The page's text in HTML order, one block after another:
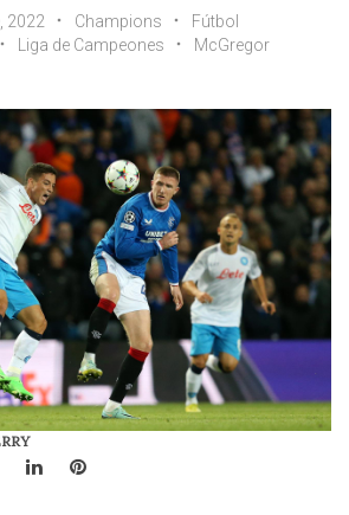
2022 Champions
Fútbol
Liga de Campeones
McGregor
LinkedInPinterest